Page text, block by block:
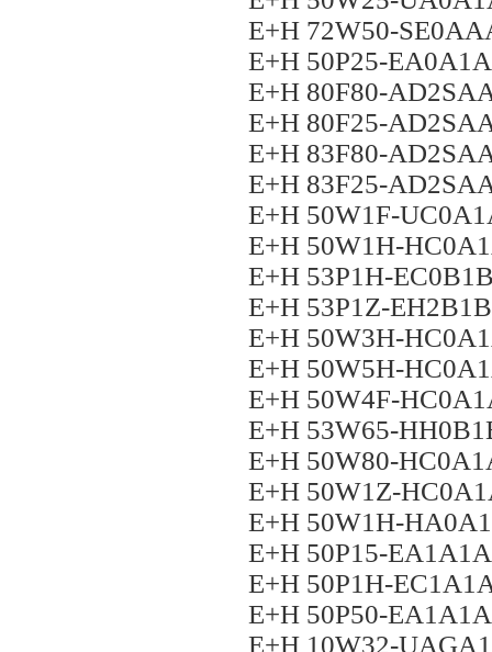
E+H 72W50-
E+H 50P25-
E+H 80F80-
E+H 80F25-
E+H 83F80-
E+H 83F25-
E+H 50W1F-
E+H 50W1H-
E+H 53P1H-
E+H 53P1Z-
E+H 50W3H-
E+H 50W5H-
E+H 50W4F-
E+H 53W65-
E+H 50W80-
E+H 50W1Z-
E+H 50W1H-
E+H 50P15-
E+H 50P1H-
E+H 50P50-
E+H 10W32-